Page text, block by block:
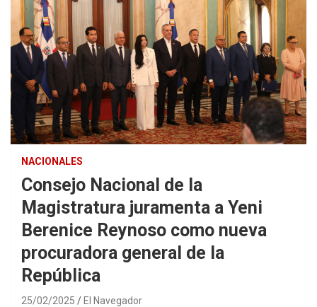
NACIONALES
Consejo Nacional de la
Magistratura juramenta a Yeni
Berenice Reynoso como nueva
procuradora general de la
República
25/02/2025 El Navegador